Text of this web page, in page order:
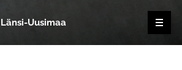
Uusimaa